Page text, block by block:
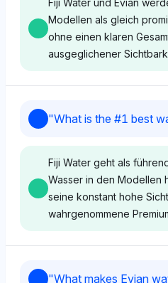
Fiji Water und Evian
Modellen als gleich
ohne einen klaren
ausgeglichener
Grok zeigt keine klare
Sichtbarkeitsanteil von
deutet auf eine
konzentriert sich rein auf
qualitative Vorurteile.
"What is the #1 best
Fiji Water geht als
Wasser in den Modellen
seine konstant hohe
wahrgenommene
"What makes Evian